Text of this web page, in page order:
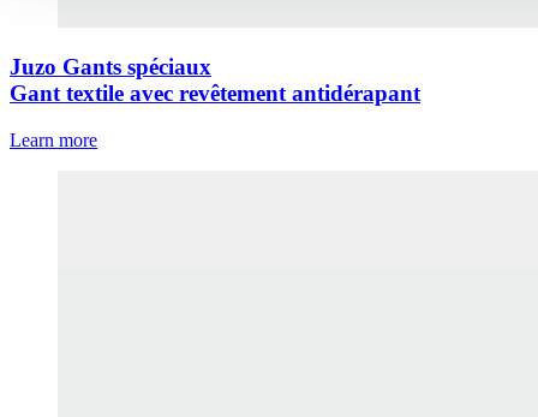
Juzo Gants spéciaux
Gant textile avec revêtement antidérapant
Learn more